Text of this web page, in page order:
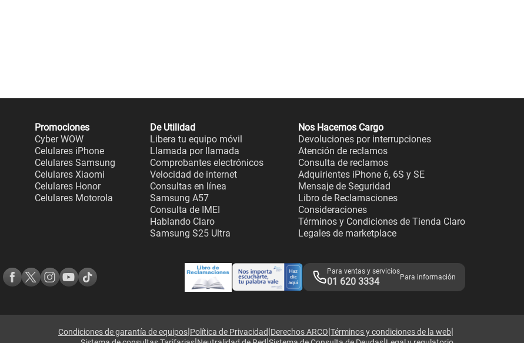
Promociones
Cyber WOW
Celulares iPhone
Celulares Samsung
Celulares Xiaomi
Celulares Honor
Celulares Motorola
De Utilidad
Libera tu equipo móvil
Llamada por llamada
Comprobantes electrónicos
Velocidad de internet
Consultas en línea
Samsung A57
Consulta de IMEI
Hablando Claro
Samsung S25 Ultra
Nos Hacemos Cargo
Devoluciones por interrupciones
Atención de reclamos
Consulta de reclamos
Adquirientes iPhone 6, 6S y SE
Mensaje de Seguridad
Libro de Reclamaciones
Consideraciones
Términos y Condiciones de Tienda Claro
Legales de marketplace
Para ventas y servicios
01 620 3334 Para información
Condiciones de garantía de equipos|Política de Privacidad|Derechos ARCO|Términos y condiciones de la web|